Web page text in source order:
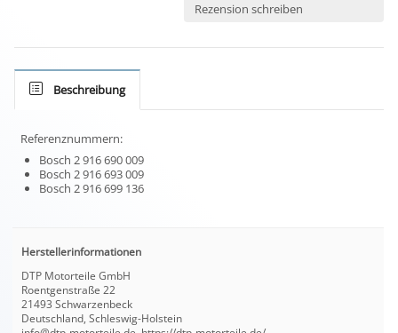
Rezension schreiben
Beschreibung
Referenznummern:
Bosch 2 916 690 009
Bosch 2 916 693 009
Bosch 2 916 699 136
Herstellerinformationen
DTP Motorteile GmbH
Roentgenstraße 22
21493 Schwarzenbeck
Deutschland, Schleswig-Holstein